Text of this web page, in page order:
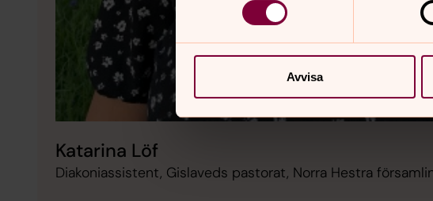
Avvisa
Katarina Löf
Diakoniassistent, Gislaveds pastorat, Norra Hestra